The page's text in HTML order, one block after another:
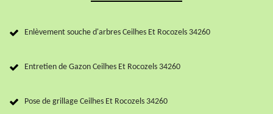
Enlèvement souche d'arbres Ceilhes Et Rocozels 34260
Entretien de Gazon Ceilhes Et Rocozels 34260
Pose de grillage Ceilhes Et Rocozels 34260